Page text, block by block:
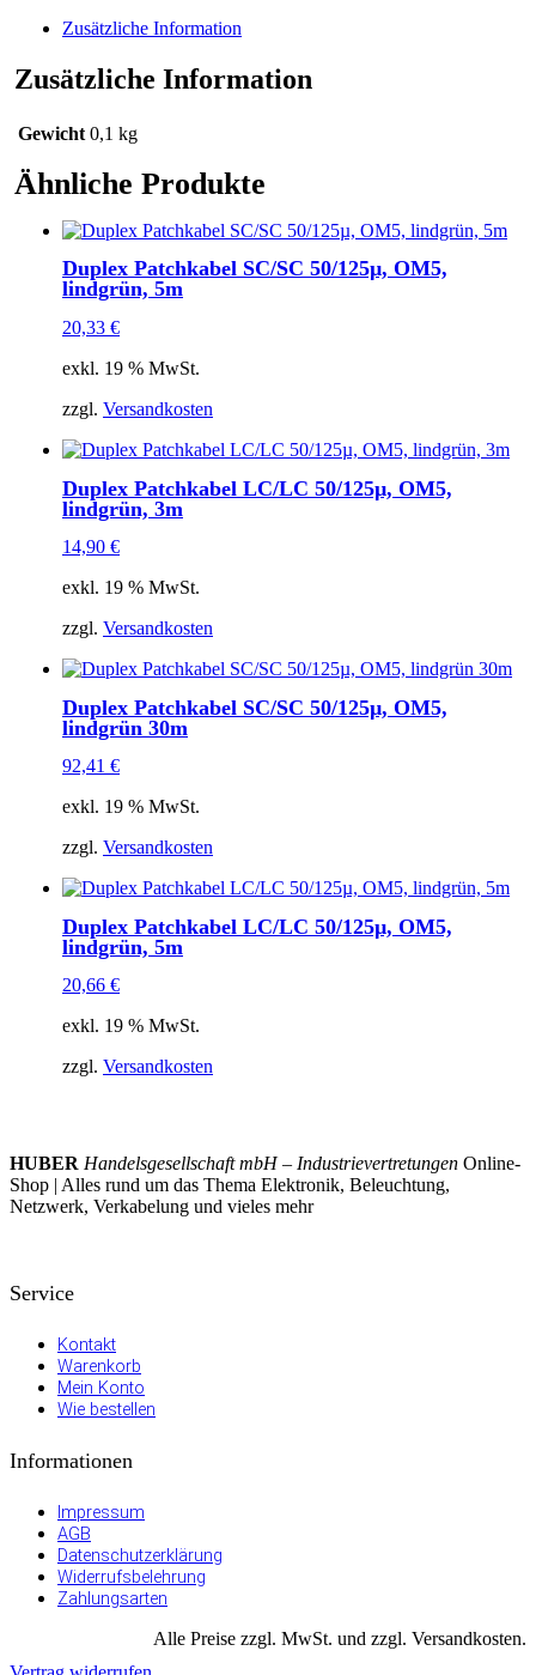
Zusätzliche Information
Zusätzliche Information
Gewicht 0,1 kg
Ähnliche Produkte
Duplex Patchkabel SC/SC 50/125µ, OM5,
lindgrün, 5m
20,33 €
exkl. 19 % MwSt.
zzgl. Versandkosten
Duplex Patchkabel LC/LC 50/125µ, OM5,
lindgrün, 3m
14,90 €
exkl. 19 % MwSt.
zzgl. Versandkosten
Duplex Patchkabel SC/SC 50/125µ, OM5,
lindgrün 30m
92,41 €
exkl. 19 % MwSt.
zzgl. Versandkosten
Duplex Patchkabel LC/LC 50/125µ, OM5,
lindgrün, 5m
20,66 €
exkl. 19 % MwSt.
zzgl. Versandkosten
HUBER Handelsgesellschaft mbH – Industrievertretungen Online-
Shop | Alles rund um das Thema Elektronik, Beleuchtung,
Netzwerk, Verkabelung und vieles mehr
Service
Kontakt
Warenkorb
Mein Konto
Wie bestellen
Informationen
Impressum
AGB
Datenschutzerklärung
Widerrufsbelehrung
Zahlungsarten
Alle Preise zzgl. MwSt. und zzgl. Versandkosten.